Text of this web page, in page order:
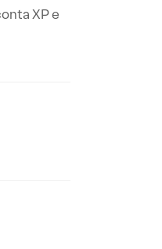
XP e